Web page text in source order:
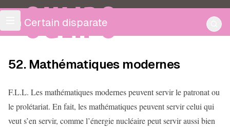
OULIPO
Un Certain disparate
52. Mathématiques modernes
F.L.L. Les mathématiques modernes peuvent servir le patronat ou
le prolétariat. En fait, les mathématiques peuvent servir celui qui
veut s’en servir, comme l’énergie nucléaire peut servir aussi bien